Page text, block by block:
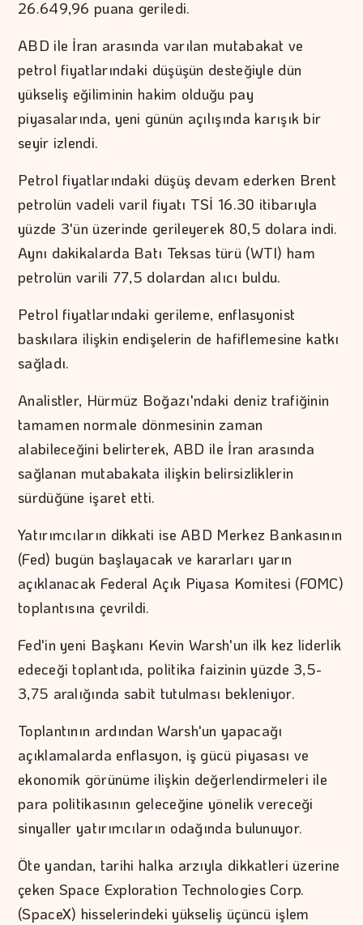
26.649,96 puana geriledi.
ABD ile İran arasında varılan mutabakat ve
petrol fiyatlarındaki düşüşün desteğiyle dün
yükseliş eğiliminin hakim olduğu pay
piyasalarında, yeni günün açılışında karışık bir
seyir izlendi.
Petrol fiyatlarındaki düşüş devam ederken Brent
petrolün vadeli varil fiyatı TSİ 16.30 itibarıyla
yüzde 3'ün üzerinde gerileyerek 80,5 dolara indi.
Aynı dakikalarda Batı Teksas türü (WTI) ham
petrolün varili 77,5 dolardan alıcı buldu.
Petrol fiyatlarındaki gerileme, enflasyonist
baskılara ilişkin endişelerin de hafiflemesine katkı
sağladı.
Analistler, Hürmüz Boğazı'ndaki deniz trafiğinin
tamamen normale dönmesinin zaman
alabileceğini belirterek, ABD ile İran arasında
sağlanan mutabakata ilişkin belirsizliklerin
sürdüğüne işaret etti.
Yatırımcıların dikkati ise ABD Merkez Bankasının
(Fed) bugün başlayacak ve kararları yarın
açıklanacak Federal Açık Piyasa Komitesi (FOMC)
toplantısına çevrildi.
Fed'in yeni Başkanı Kevin Warsh'un ilk kez liderlik
edeceği toplantıda, politika faizinin yüzde 3,5-
3,75 aralığında sabit tutulması bekleniyor.
Toplantının ardından Warsh'un yapacağı
açıklamalarda enflasyon, iş gücü piyasası ve
ekonomik görünüme ilişkin değerlendirmeleri ile
para politikasının geleceğine yönelik vereceği
sinyaller yatırımcıların odağında bulunuyor.
Öte yandan, tarihi halka arzıyla dikkatleri üzerine
çeken Space Exploration Technologies Corp.
(SpaceX) hisselerindeki yükseliş üçüncü işlem